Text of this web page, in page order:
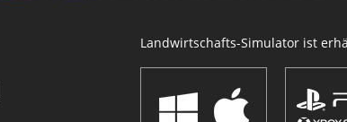
Landwirtschafts-Simulator ist